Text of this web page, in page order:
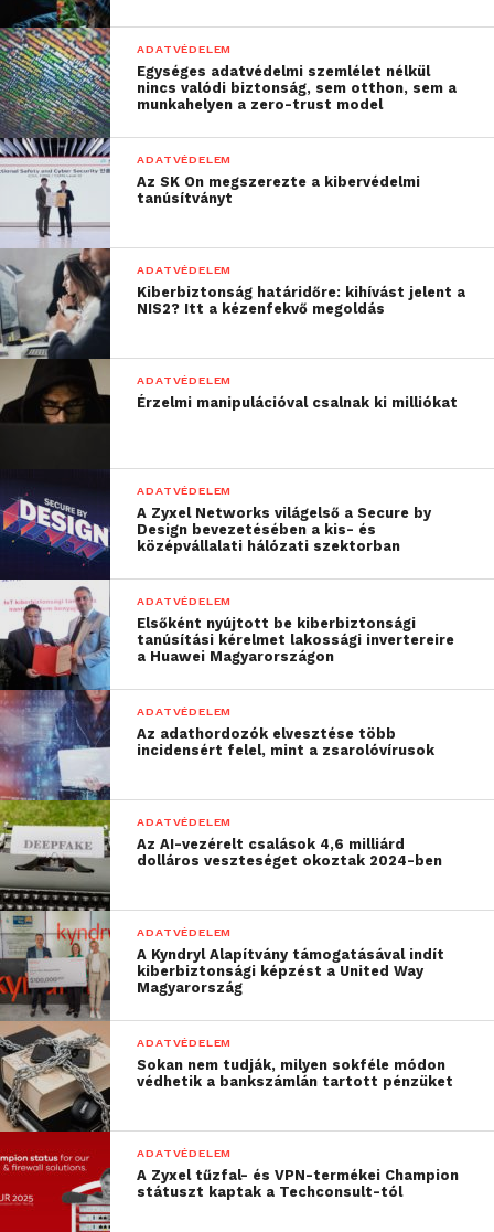
Költséghatékonyság és
kiemelkedő minőség
A költséghatékonyság javítása érdekében az Easy9
Pro nem csupán sokoldalú, de igen kedvező az ára is.
Ez lehetővé teszi, hogy a villamossági projektek
során úgy lehessen kordában tartani a költségeket,
hogy közben ne kelljen kompromisszumokat kötni
a minőség vagy a funkcionalitás terén. Így rendkívül
előnyös megoldást jelent a berendezésgyártóknak, a
villamos kivitelezőknek, a villanyszerelőknek és a
végfelhasználóknak is, akik megbízható, az előírt
szabványoknak megfelelő elektromos védelmi
készülékeket keresnek.
minden fejlesztésünk
során központi szerepet
játszik, tudatában
vagyunk azoknak a
hatásoknak és
kihívásoknak, amelyekkel
ügyfeleink és partnereink
a fenntarthatósági
törekvéseik során
szembesülnek. A fejlett
technológia alkalmazása
optimalizálja az
energiafogyasztást,
megbízhatóbbá,
biztonságosabbá és
költséghatékonyabbá
teszi az elektromos
elosztórendszert.
Legújabb megoldásunk,
az Easy9 Pro különböző
szegmensekben és
ADATVÉDELEM
Egységes adatvédelmi szemlélet nélkül
nincs valódi biztonság, sem otthon, sem a
munkahelyen a zero-trust model
ADATVÉDELEM
Az SK On megszerezte a kibervédelmi
tanúsítványt
ADATVÉDELEM
Kiberbiztonság határidőre: kihívást jelent a
NIS2? Itt a kézenfekvő megoldás
ADATVÉDELEM
Érzelmi manipulációval csalnak ki milliókat
ADATVÉDELEM
A Zyxel Networks világelső a Secure by
Design bevezetésében a kis- és
középvállalati hálózati szektorban
ADATVÉDELEM
Elsőként nyújtott be kiberbiztonsági
tanúsítási kérelmet lakossági invertereire
a Huawei Magyarországon
ADATVÉDELEM
Az adathordozók elvesztése több
incidensért felel, mint a zsarolóvírusok
ADATVÉDELEM
Az AI-vezérelt csalások 4,6 milliárd
dolláros veszteséget okoztak 2024-ben
ADATVÉDELEM
A Kyndryl Alapítvány támogatásával indít
kiberbiztonsági képzést a United Way
Magyarország
ADATVÉDELEM
Sokan nem tudják, milyen sokféle módon
védhetik a bankszámlán tartott pénzüket
ADATVÉDELEM
A Zyxel tűzfal- és VPN-termékei Champion
státuszt kaptak a Techconsult-tól